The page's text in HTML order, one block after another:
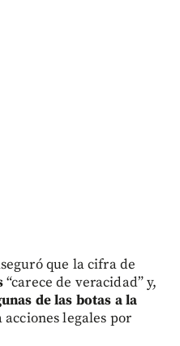
que la cifra de
“carece de veracidad” y,
de las botas a la
legales por